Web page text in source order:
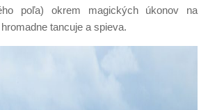
poľa) okrem magických úkonov na
tancuje a spieva.